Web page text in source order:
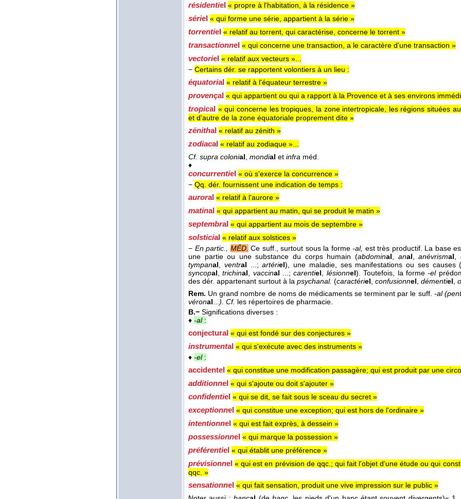
résidentiel « propre à l'habitation, à la résidence »
sériel « qui forme une série, appartient à la série »
torrentiel « relatif au torrent, qui caractérise, concerne le torrent »
transactionnel « qui concerne une transaction, a le caractère d'une transaction »
vectoriel « relatif aux vecteurs »...
− Certains dér. se rapportent volontiers à un lieu :
équatorial « relatif à l'équateur terrestre »
provençal « qui appartient ou qui a rapport à la Provence et à ses environs
tropical « qui concerne les tropiques, la zone intertropicale, les régions situées
et d'autre de la zone équatoriale proprement dite »
zénithal « relatif au zénith »
zodiacal « relatif au zodiaque »...
Cf. supra colonial, mondial et infra méd.
♦
concurrentiel « où s'exerce la concurrence »
− Qq. dér. fournissent une indication de temps :
auroral « relatif à l'aurore »
matinal « qui appartient au matin, qui se produit le matin »
septembral « qui appartient au mois de septembre »
solsticial « relatif aux solstices »
− En partic., MÉD. Ce suff., surtout sous la forme-al, est très productif. La base
une partie ou une substance du corps humain (abdominal, anal,anévrismal,
tympanal, ventral ...;artériel), une maladie, ses manifestations ou ses causes
syncopal,trichinal, vaccinal ...;carentiel, lésionnel). Toutefois, la forme-el
des dér. appartenant surtout à la psychanal. (caractériel, confusionnel, démentiel,
Rem. Un grand nombre de noms de médicaments se terminent par le suff. -al
véronal...). Cf. les répertoires de pharmacie.
B.− Significations diverses :
♦ -al:
conjectural « qui est fondé sur des conjectures »
instrumental « qui s'exécute avec des instruments »
♦ -el:
accidentel « qui constitue une modification passagère; qui est produit par une
additionnel « qui s'ajoute ou doit s'ajouter »
confidentiel « qui se dit, se fait sous le sceau du secret »
exceptionnel « qui constitue une exception; qui est hors de l'ordinaire »
intentionnel « qui est fait exprès, à dessein »
possessionnel « qui marque la possession »
préférentiel « qui établit une préférence »
prévisionnel« qui est en prévision de qqc.; qui fait l'objet d'une étude ou qui
qqc. »
sensationnel « qui fait sensation, produit une vive impression sur le public »